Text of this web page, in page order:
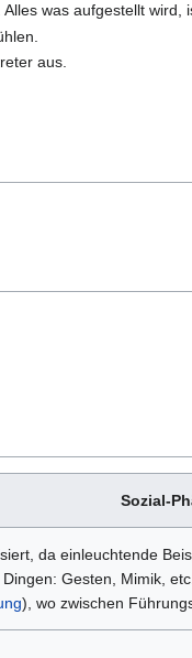
was aufgestellt
aus.
Sozial-
da einleuchtende
Gesten, Mimik,
), wo zwischen